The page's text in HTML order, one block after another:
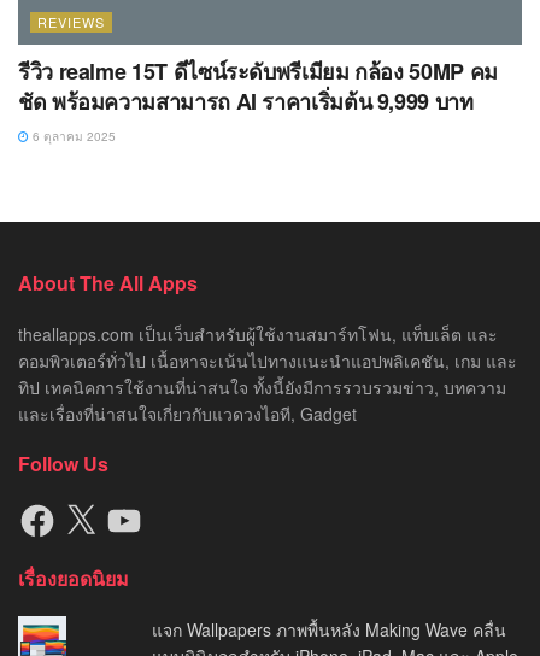
REVIEWS
รีวิว realme 15T ดีไซน์ระดับพรีเมียม กล้อง 50MP คม
ชัด พร้อมความสามารถ AI ราคาเริ่มต้น 9,999 บาท
6 ตุลาคม 2025
About The All Apps
theallapps.com เป็นเว็บสำหรับผู้ใช้งานสมาร์ทโฟน, แท็บเล็ต และ
คอมพิวเตอร์ทั่วไป เนื้อหาจะเน้นไปทางแนะนำแอปพลิเคชัน, เกม และ
ทิป เทคนิคการใช้งานที่น่าสนใจ ทั้งนี้ยังมีการรวบรวมข่าว, บทความ
และเรื่องที่น่าสนใจเกี่ยวกับแวดวงไอที, Gadget
Follow Us
Facebook
X YouTube
เรื่องยอดนิยม
แจก Wallpapers ภาพพื้นหลัง Making Wave คลื่น